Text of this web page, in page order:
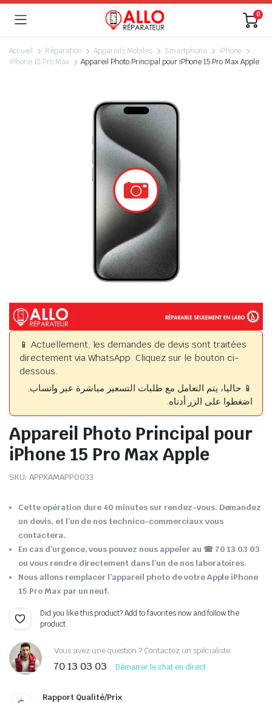
0
Accueil Réparation Appareils Mobiles Smartphone
iPhone
iPhone 15 Pro Max
Appareil Photo Principal pour iPhone 15 Pro Max Apple
📱 Actuellement, les demandes de devis sont traitées
directement via WhatsApp. Cliquez sur le bouton ci-
dessous.
📱 حاليا، يتم التعامل مع طلبات التسعير مباشرة عبر واتساب.
اضغطوا على الزر أدناه.
Appareil Photo Principal pour
iPhone 15 Pro Max Apple
SKU: APPXAMAPP0033
Cette opération dure 40 minutes sur rendez-vous. Demandez
un devis, et l’un de nos technico-commerciaux vous
contactera.
En cas d’urgence, vous pouvez nous appeler au ☎ 70 13 03 03
ou vous rendre directement dans l’un de nos laboratoires.
Nous allons remplacer l’appareil photo de votre Apple iPhone
15 Pro Max par un neuf.
Did you like this product? Add to favorites now and follow the
product.
Vous avez une question ? Contactez un spécialiste
70 13 03 03 Démarrer le chat en direct
Rapport Qualité/Prix